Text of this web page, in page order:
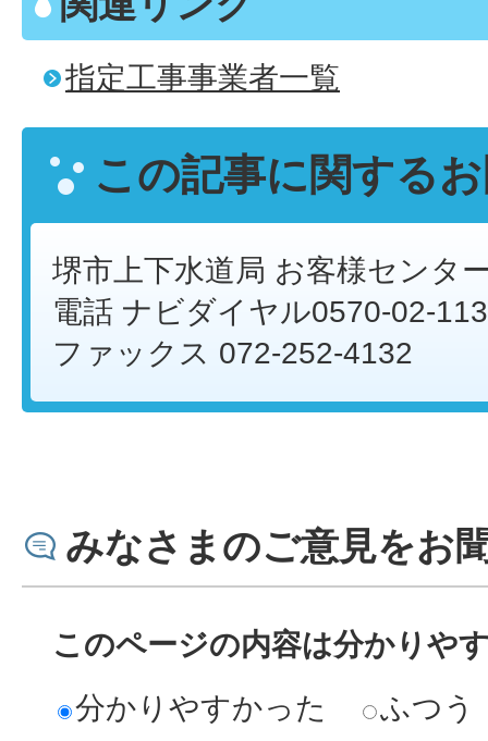
指定工事事業者一覧
この記事に関する
堺市上下水道局 お客様センタ
電話 ナビダイヤル0570-02-
ファックス 072-252-4132
みなさまのご意見をお
このページの内容は分かりや
分かりやすかった
ふつう